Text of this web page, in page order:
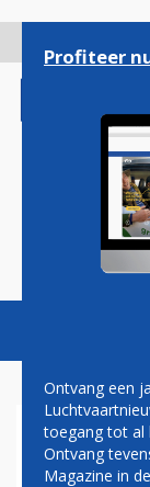
gaan
Magazine
Profiteer
Ontvang een
toegang tot al
Ontvang
Magazine in